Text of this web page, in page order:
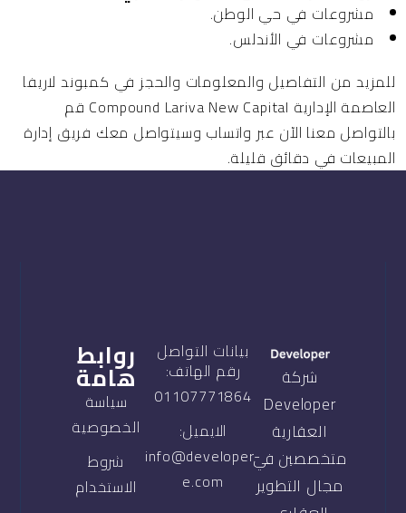
مشروعات في حي الوطن.
مشروعات في الأندلس.
للمزيد من التفاصيل والمعلومات والحجز في كمبوند لاريفا
العاصمة الإدارية Compound Lariva New Capital قم
بالتواصل معنا الآن عبر واتساب وسيتواصل معك فريق إدارة
المبيعات في دقائق قليلة.
شركة
Developer
العقارية
متخصصين في
مجال التطوير
بيانات التواصل
رقم الهاتف:
01107771864
الايميل:
info@developer-
e.com
روابط
هامة
سياسة
الخصوصية
شروط
الاستخدام